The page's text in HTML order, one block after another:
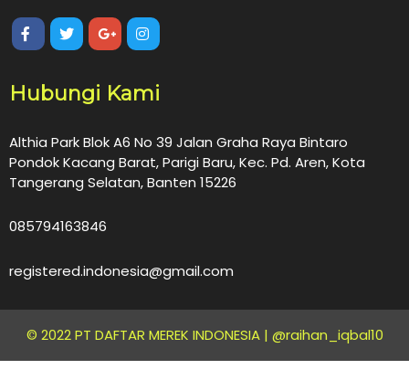
Hubungi Kami
Althia Park Blok A6 No 39 Jalan Graha Raya Bintaro
Pondok Kacang Barat, Parigi Baru, Kec. Pd. Aren, Kota
Tangerang Selatan, Banten 15226
085794163846
registered.indonesia@gmail.com
© 2022 PT DAFTAR MEREK INDONESIA | @raihan_iqbal10